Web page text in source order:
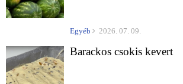
Egyéb 2026. 07. 09.
Barackos csokis kevert